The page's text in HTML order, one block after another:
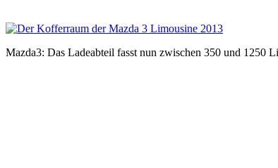
Mazda3: Das Ladeabteil fasst nun zwischen 350 und 1250